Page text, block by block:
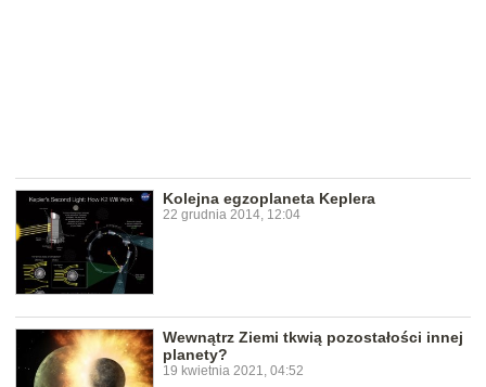
Kolejna egzoplaneta Keplera
22 grudnia 2014, 12:04
Wewnątrz Ziemi tkwią pozostałości innej
planety?
19 kwietnia 2021, 04:52